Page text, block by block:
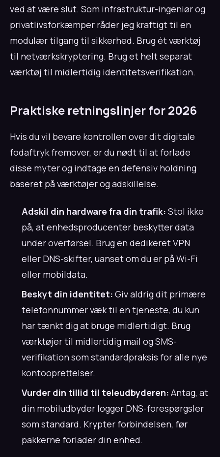
ved at være slut. Som infrastruktur-ingeniør og
privatlivsforkæmper råder jeg kraftigt til en
modulær tilgang til sikkerhed. Brug ét værktøj
til netværkskryptering. Brug et helt separat
værktøj til midlertidig identitetsverifikation.
Praktiske retningslinjer for 2026
Hvis du vil bevare kontrollen over dit digitale
fodaftryk fremover, er du nødt til at forlade
disse myter og indtage en defensiv holdning
baseret på værktøjer og adskillelse.
Adskil din hardware fra din trafik: Stol ikke
på, at enhedsproducenter beskytter data
under overførsel. Brug en dedikeret VPN
eller DNS-skifter, uanset om du er på Wi-Fi
eller mobildata.
Beskyt din identitet: Giv aldrig dit primære
telefonnummer væk til en tjeneste, du kun
har tænkt dig at bruge midlertidigt. Brug
værktøjer til midlertidig mail og SMS-
verifikation som standardpraksis for alle nye
kontooprettelser.
Vurder din tillid til teleudbyderen: Antag, at
din mobiludbyder logger DNS-forespørgsler
som standard. Krypter forbindelsen, før
pakkerne forlader din enhed.